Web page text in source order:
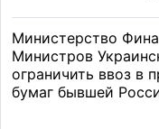
Министерство
Министров
ограничить ввоз в
бумаг бывшей